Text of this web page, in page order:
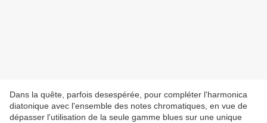
Dans la quête, parfois desespérée, pour compléter l'harmonica
diatonique avec l'ensemble des notes chromatiques, en vue de
dépasser l'utilisation de la seule gamme blues sur une unique